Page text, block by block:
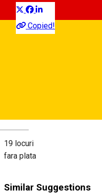
Copied!
19 locuri
fara plata
Similar Suggestions